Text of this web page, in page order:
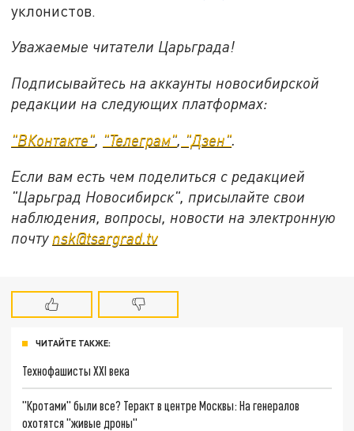
уклонистов.
Уважаемые читатели Царьграда!
Подписывайтесь на аккаунты новосибирской
редакции на следующих платформах:
"ВКонтакте", "Телеграм", "Дзен".
Если вам есть чем поделиться с редакцией
"Царьград Новосибирск", присылайте свои
наблюдения, вопросы, новости на электронную
почту nsk@tsargrad.tv
ЧИТАЙТЕ ТАКЖЕ:
Технофашисты XXI века
"Кротами" были все? Теракт в центре Москвы: На генералов
охотятся "живые дроны"